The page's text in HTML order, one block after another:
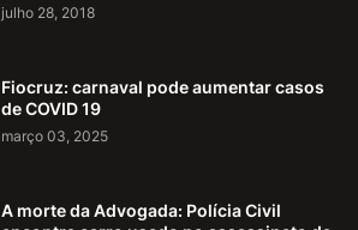
julho 28, 2018
Fiocruz: carnaval pode aumentar casos
de COVID 19
março 03, 2025
A morte da Advogada: Polícia Civil